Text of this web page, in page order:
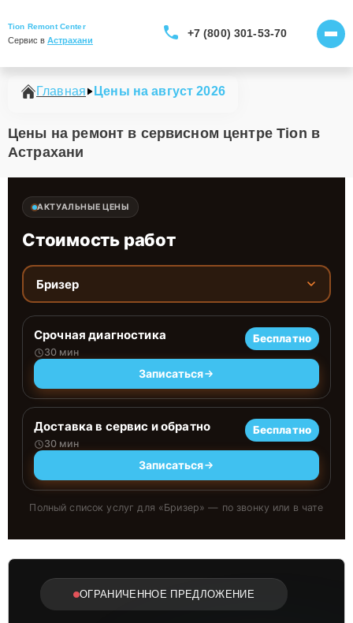
Tion Remont Center
Сервис в Астрахани
+7 (800) 301-53-70
Главная Цены на август 2026
Цены на ремонт в сервисном центре Tion в
Астрахани
АКТУАЛЬНЫЕ ЦЕНЫ
Стоимость работ
Бризер
Срочная диагностика
30 мин
Бесплатно
Записаться
Доставка в сервис и обратно
30 мин
Бесплатно
Записаться
Полный список услуг для «Бризер» — по звонку или в чате
ОГРАНИЧЕННОЕ ПРЕДЛОЖЕНИЕ